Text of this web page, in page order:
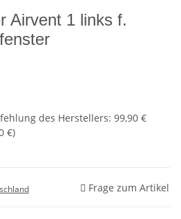
Airvent 1 links f.
des Herstellers: 99,90 €
€)
Frage zum Artikel